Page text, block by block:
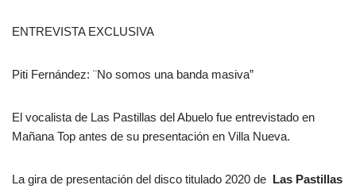
ENTREVISTA EXCLUSIVA
Piti Fernández: ¨No somos una banda masiva”
El vocalista de Las Pastillas del Abuelo fue entrevistado en
Mañana Top antes de su presentación en Villa Nueva.
La gira de presentación del disco titulado 2020 de Las Pastillas